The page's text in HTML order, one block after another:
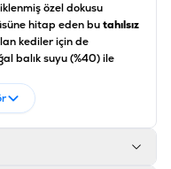
özel dokusu
hitap eden butahılsız
kediler için de
balık suyu (%40) ile
önem taşıyan
bayılan en seçici
deneyimi sunar.